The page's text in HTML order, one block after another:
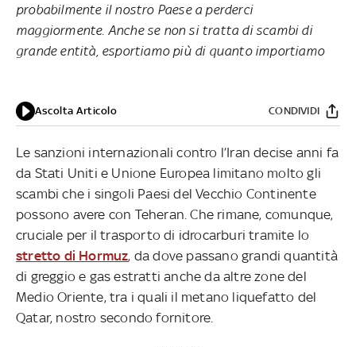
probabilmente il nostro Paese a perderci
maggiormente. Anche se non si tratta di scambi di
grande entità, esportiamo più di quanto importiamo
Ascolta Articolo CONDIVIDI
Le sanzioni internazionali contro l’Iran decise anni fa
da Stati Uniti e Unione Europea limitano molto gli
scambi che i singoli Paesi del Vecchio Continente
possono avere con Teheran. Che rimane, comunque,
cruciale per il trasporto di idrocarburi tramite lo
stretto di Hormuz, da dove passano grandi quantità
di greggio e gas estratti anche da altre zone del
Medio Oriente, tra i quali il metano liquefatto del
Qatar, nostro secondo fornitore.